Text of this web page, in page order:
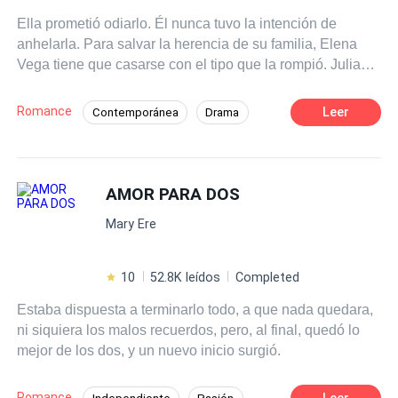
Ella prometió odiarlo. Él nunca tuvo la intención de
anhelarla. Para salvar la herencia de su familia, Elena
Vega tiene que casarse con el tipo que la rompió. Julian
directa pero cruel: un año de matrimonio perfecto y
público a cambio de la seguridad de su familia. No hay
lujo frío, aferrándose a su ira como su única protección.
Pero la línea que separa su amor falso de una tensión
real y vertiginosa comienza a difuminarse. Un contacto
susurrados en la oscuridad... Ninguna de estas cosas
para ellos en este momento no es que se descubra su
mentira; sino la horrible y inequívoca verdad: están
enamorándose de la única persona a quien les dijeron
el odio. Un amor construido sobre secretos.
Romance Contemporánea Drama
Matrimonio por Contrato De Odio al Amor
Relación Retorcida
Leer
AMOR PARA DOS
Mary Ere
10 52.8K leídos Completed
Estaba dispuesta a terminarlo todo, a que nada quedara,
ni siquiera los malos recuerdos, pero, al final, quedó lo
mejor de los dos, y un nuevo inicio surgió.